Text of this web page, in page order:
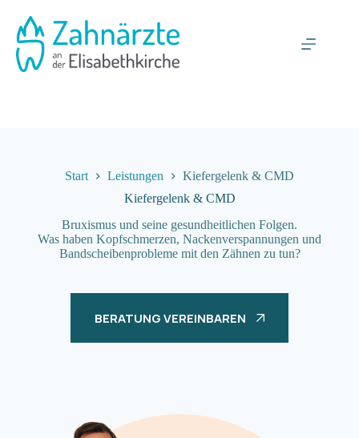
Inhalt
springen
Start Leistungen
Kiefergelenk & CMD
Kiefergelenk & CMD
Bruxismus und seine gesundheitlichen Folgen.
Was haben Kopfschmerzen, Nackenverspannungen und
Bandscheibenprobleme mit den Zähnen zu tun?
BERATUNG VEREINBAREN